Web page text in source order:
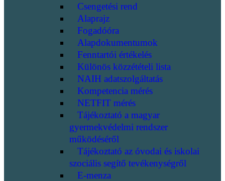
Csengetési rend
Alaprajz
Fogadóóra
Alapdokumentumok
Fenntartói értékelés
Különös közzétételi lista
NAIH adatszolgáltatás
Kompetencia mérés
NETFIT mérés
Tájékoztató a magyar
gyermekvédelmi rendszer
működéséről
Tájékoztató az óvodai és iskolai
szociális segítő tevékenységről
E-menza